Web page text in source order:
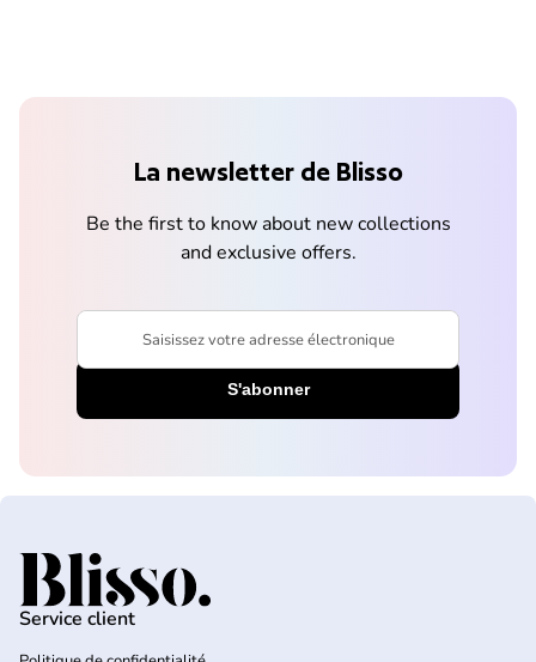
La newsletter de Blisso
Be the first to know about new collections
and exclusive offers.
Saisissez votre adresse électronique
Accueil
Service client